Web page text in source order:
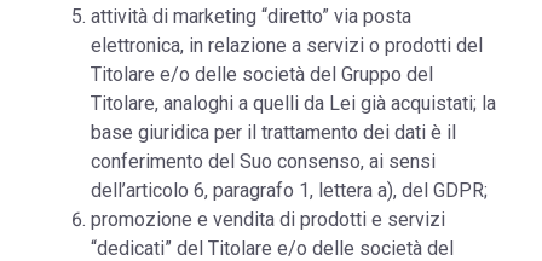
attività di marketing “diretto” via posta
elettronica, in relazione a servizi o prodotti del
Titolare e/o delle società del Gruppo del
Titolare, analoghi a quelli da Lei già acquistati; la
base giuridica per il trattamento dei dati è il
conferimento del Suo consenso, ai sensi
dell’articolo 6, paragrafo 1, lettera a), del GDPR;
promozione e vendita di prodotti e servizi
“dedicati” del Titolare e/o delle società del